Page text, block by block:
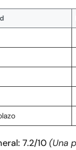
7.2/10 (Una